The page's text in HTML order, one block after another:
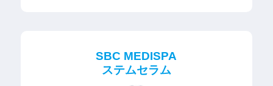
SBC MEDISPA
ステムセラム